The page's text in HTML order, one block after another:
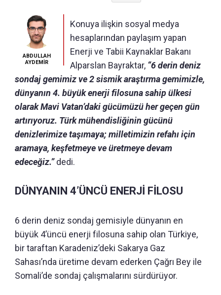
ABDULLAH
AYDEMİR
Konuya ilişkin sosyal medya
hesaplarından paylaşım yapan
Enerji ve Tabii Kaynaklar Bakanı
Alparslan Bayraktar, “6 derin deniz
sondaj gemimiz ve 2 sismik araştırma gemimizle,
dünyanın 4. büyük enerji filosuna sahip ülkesi
olarak Mavi Vatan’daki gücümüzü her geçen gün
artırıyoruz. Türk mühendisliğinin gücünü
denizlerimize taşımaya; milletimizin refahı için
aramaya, keşfetmeye ve üretmeye devam
edeceğiz.”dedi.
DÜNYANIN 4’ÜNCÜ ENERJİ FİLOSU
6 derin deniz sondaj gemisiyle dünyanın en
büyük 4’üncü enerji filosuna sahip olan Türkiye,
bir taraftan Karadeniz’deki Sakarya Gaz
Sahası’nda üretime devam ederken Çağrı Bey ile
Somali’de sondaj çalışmalarını sürdürüyor.